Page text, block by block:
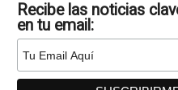
Recibe las noticias
en tu email: